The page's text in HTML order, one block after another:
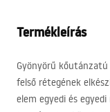
Termékleírás
Gyönyörű
felső rétegének
elem egyedi és